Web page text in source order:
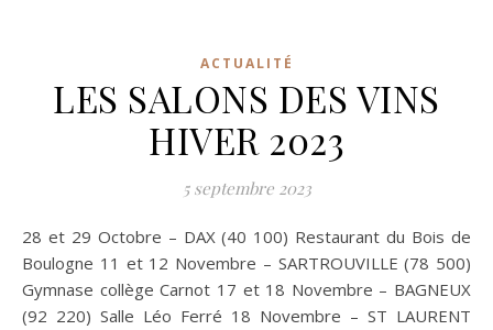
ACTUALITÉ
LES SALONS DES VINS
HIVER 2023
5 septembre 2023
28 et 29 Octobre – DAX (40 100) Restaurant du Bois de
Boulogne 11 et 12 Novembre – SARTROUVILLE (78 500)
Gymnase collège Carnot 17 et 18 Novembre – BAGNEUX
(92 220) Salle Léo Ferré 18 Novembre – ST LAURENT